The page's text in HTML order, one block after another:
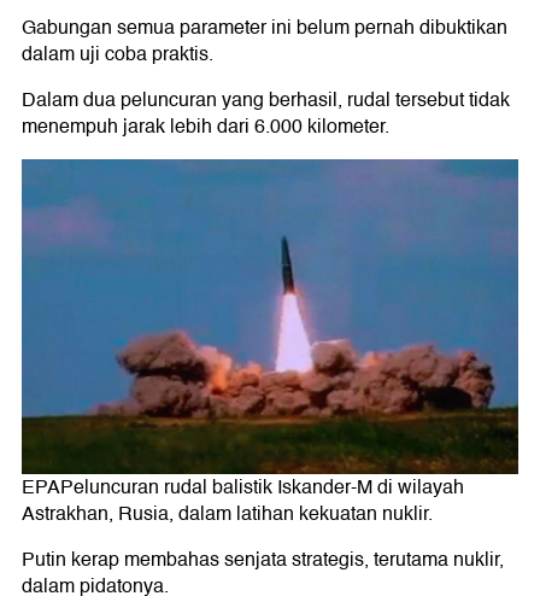
Gabungan semua parameter ini belum pernah dibuktikan
dalam uji coba praktis.
Dalam dua peluncuran yang berhasil, rudal tersebut tidak
menempuh jarak lebih dari 6.000 kilometer.
EPAPeluncuran rudal balistik Iskander-M di wilayah
Astrakhan, Rusia, dalam latihan kekuatan nuklir.
Putin kerap membahas senjata strategis, terutama nuklir,
dalam pidatonya.